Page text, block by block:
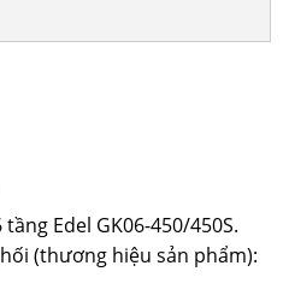
₫.
Edel GK06-450/450S.
(thương hiệu sản phẩm):